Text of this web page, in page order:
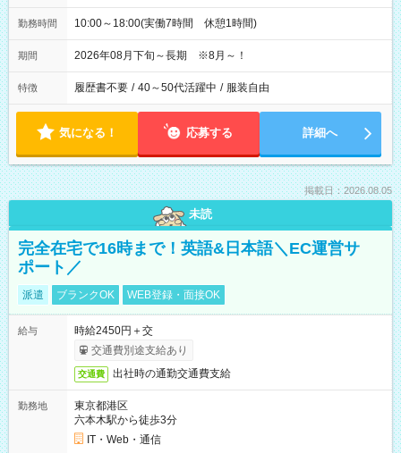
勤務時間 10:00～18:00(実働7時間 休憩1時間)
期間 2026年08月下旬～長期 ※8月～！
特徴 履歴書不要 / 40～50代活躍中 / 服装自由
気になる！ 応募する 詳細へ
掲載日：2026.08.05
未読
完全在宅で16時まで！英語&日本語＼EC運営サ
ポート／
派遣 ブランクOK WEB登録・面接OK
給与
時給2450円＋交
交通費別途支給あり
交通費 出社時の通勤交通費支給
勤務地
東京都港区
六本木駅から徒歩3分
IT・Web・通信